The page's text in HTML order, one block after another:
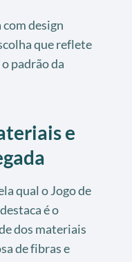
design
que reflete
padrão da
e
qual o Jogo de
é o
dos materiais
de fibras e